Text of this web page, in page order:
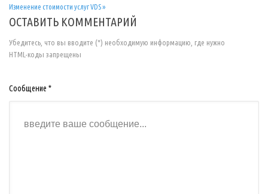
Изменение стоимости услуг VDS »
ОСТАВИТЬ КОММЕНТАРИЙ
Убедитесь, что вы вводите (*) необходимую информацию, где нужно
HTML-коды запрещены
Сообщение *